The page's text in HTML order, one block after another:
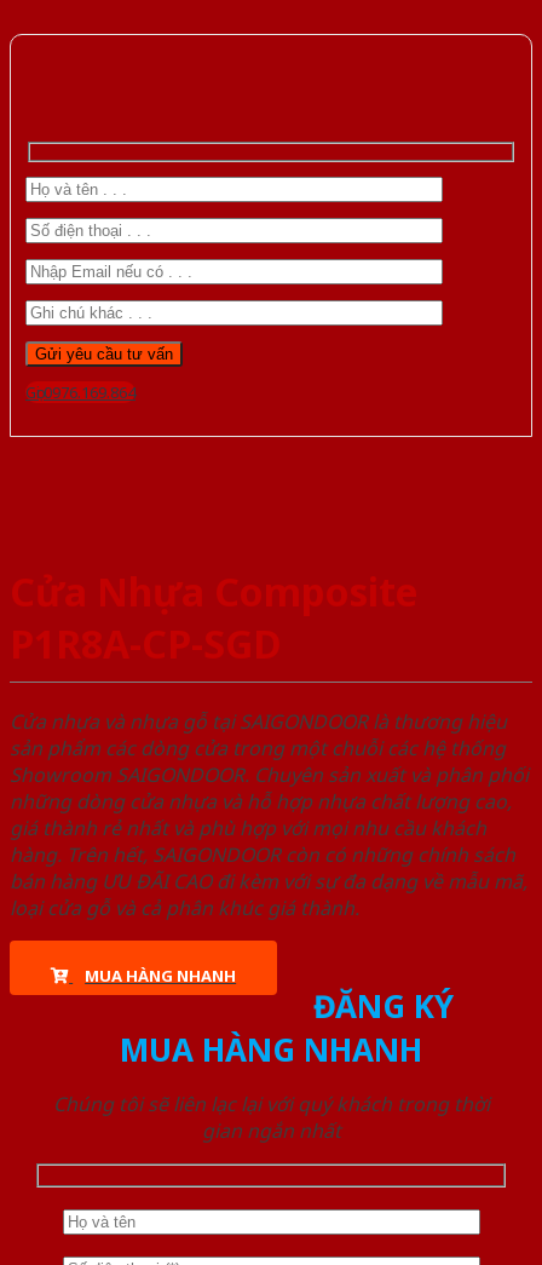
Gọi 0976.169.864
Cửa Nhựa Composite
P1R8A-CP-SGD
Cửa nhựa và nhựa gỗ tại SAIGONDOOR là thương hiệu
sản phẩm các dòng cửa trong một chuỗi các hệ thống
Showroom SAIGONDOOR. Chuyên sản xuất và phân phối
những dòng cửa nhựa và hỗ hợp nhựa chất lượng cao,
giá thành rẻ nhất và phù hợp với mọi nhu cầu khách
hàng. Trên hết, SAIGONDOOR còn có những chính sách
bán hàng ƯU ĐÃI CAO đi kèm với sự đa dạng về mẫu mã,
loại cửa gỗ và cả phân khúc giá thành.
MUA HÀNG NHANH
ĐĂNG KÝ
MUA HÀNG NHANH
Chúng tôi sẽ liên lạc lại với quý khách trong thời
gian ngắn nhất